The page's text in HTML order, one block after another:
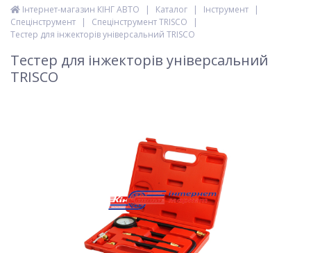
Інтернет-магазин КІНГ АВТО | Каталог | Інструмент
|
Спецінструмент
| Спецінструмент TRISCO
|
Тестер для інжекторів універсальний TRISCO
Тестер для інжекторів універсальний
TRISCO